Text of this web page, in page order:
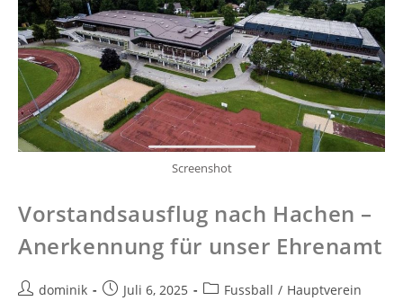
Screenshot
Vorstandsausflug nach Hachen –
Anerkennung für unser Ehrenamt
dominik Juli 6, 2025 Fussball / Hauptverein